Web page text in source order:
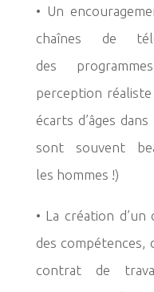
• Un
chaînes de
des
perception
écarts d’âges
sont souvent
les hommes !)
• La création d’un
des compétences,
contrat de